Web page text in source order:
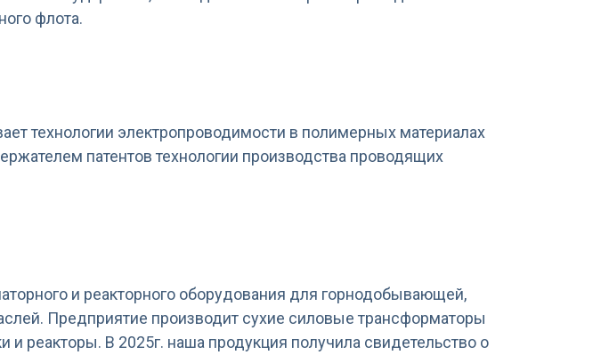
флота.
технологии электропроводимости в полимерных материалах
патентов технологии производства проводящих
и реакторного оборудования для горнодобывающей,
Предприятие производит сухие силовые трансформаторы
и реакторы. В 2025г. наша продукция получила свидетельство о